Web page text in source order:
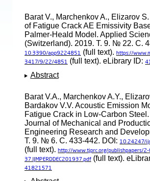
Barat V., Marchenkov A., Elizarov
of Fatigue Crack AE Emissivity
Palmer-Heald Model. Applied
(Switzerland). 2019. Т. 9. № 22. С.
10.3390/app9224851 (full text). https://
3417/9/22/4851 (full text). eLibrary ID:
Abstract
Barat V.A., Marchenkov A.Y.,
Bardakov V.V. Acoustic Emission
Fatigue Crack in Low-Carbon Steel.
Journal of Mechanical and
Engineering Research and
Т. 9. № 6. С. 433-442. DOI: 10.24247/
(full text). http://www.tjprc.org/publishpapers/
37.IJMPERDDEC201937.pdf (full text).
41821571